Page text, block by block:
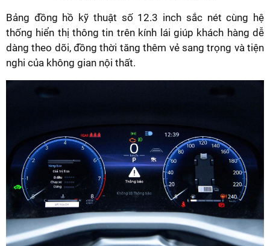
Bảng đồng hồ kỹ thuật số 12.3 inch sắc nét cùng hệ
thống hiển thị thông tin trên kính lái giúp khách hàng dễ
dàng theo dõi, đồng thời tăng thêm vẻ sang trọng và tiện
nghi của không gian nội thất.